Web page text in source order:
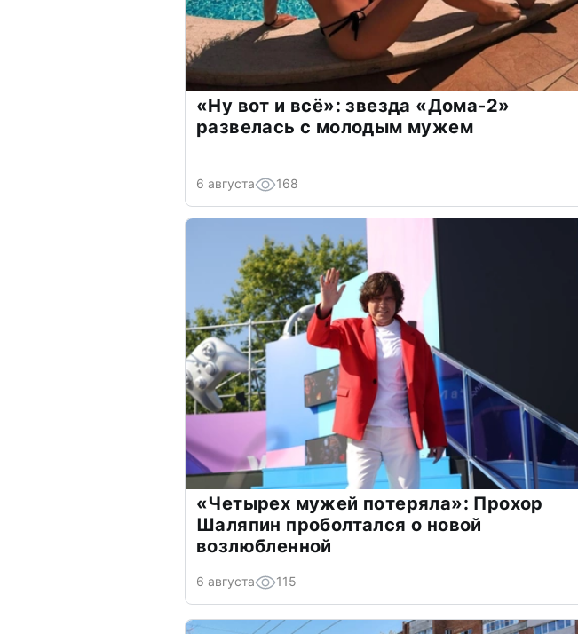
«Ну вот и всё»: звезда «Дома-2»
развелась с молодым мужем
6 августа 168
«Четырех мужей потеряла»: Прохор
Шаляпин проболтался о новой
возлюбленной
6 августа 115